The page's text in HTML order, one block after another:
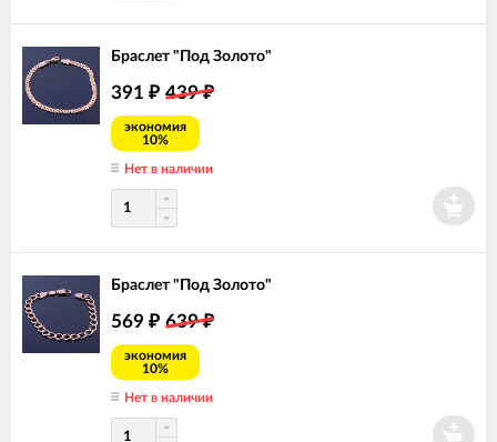
Браслет "Под Золото"
391 ₽ 439₽
экономия
10%
Нет в наличии
Браслет "Под Золото"
569 ₽ 639₽
экономия
10%
Нет в наличии